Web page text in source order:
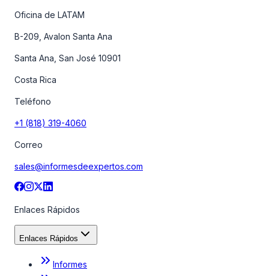
Oficina de LATAM
B-209, Avalon Santa Ana
Santa Ana, San José 10901
Costa Rica
Teléfono
+1 (818) 319-4060
Correo
sales@informesdeexpertos.com
Enlaces Rápidos
Enlaces Rápidos
Informes